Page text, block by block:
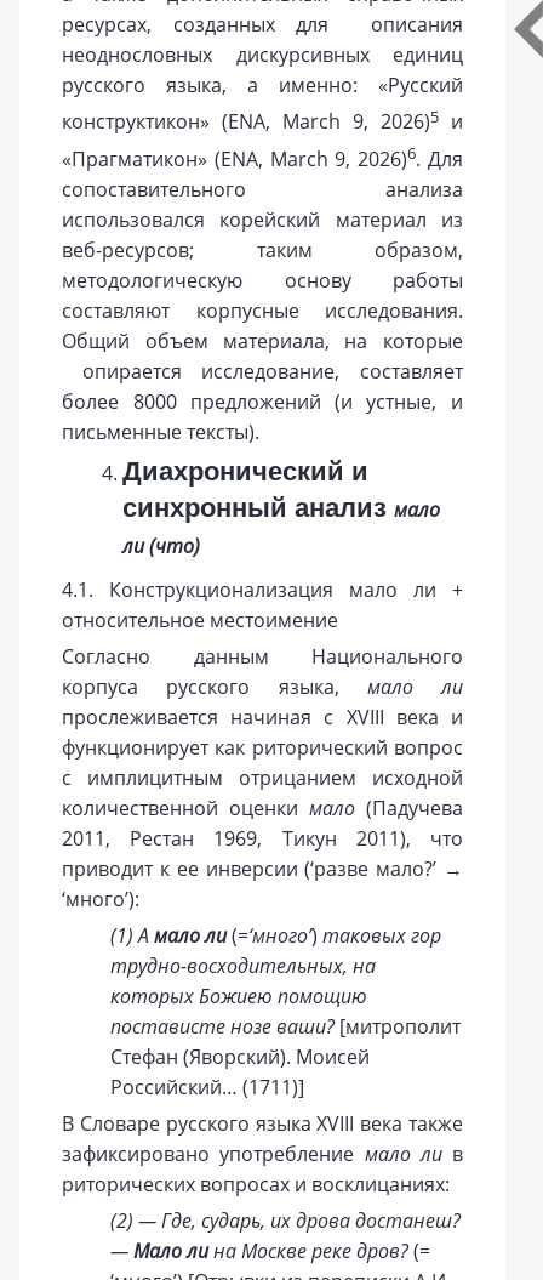
ресурсах, созданных для описания
неоднословных дискурсивных единиц
русского языка, а именно: «Русский
конструктикон» (ENA, March 9, 2026)5и
«Прагматикон» (ENA, March 9, 2026)6. Для
сопоставительного анализа
использовался корейский материал из
веб-ресурсов; таким образом,
методологическую основу работы
составляют корпусные исследования.
Общий объем материала, на которые
опирается исследование, составляет
более 8000 предложений (и устные, и
письменные тексты).
Диахронический и
синхронный анализмало
ли (что)
4.1. Конструкционализация мало ли +
относительное местоимение
Согласно данным Национального
корпуса русского языка, мало ли
прослеживается начиная с XVIII века и
функционирует как риторический вопрос
с имплицитным отрицанием исходной
количественной оценки мало (Падучева
2011, Рестан 1969, Тикун 2011), что
приводит к ее инверсии (‘разве мало?’ →
‘много’):
(1) Амало ли(=‘много’) таковых гор
трудно-восходительных, на
которых Божиею помощию
постависте нозе ваши?[митрополит
Стефан (Яворский). Моисей
Российский… (1711)]
В Словаре русского языка XVIII века также
зафиксировано употребление мало лив
риторических вопросах и восклицаниях:
(2) —Где, сударь, их дрова достанеш?
—Мало лина Москве реке дров?(=